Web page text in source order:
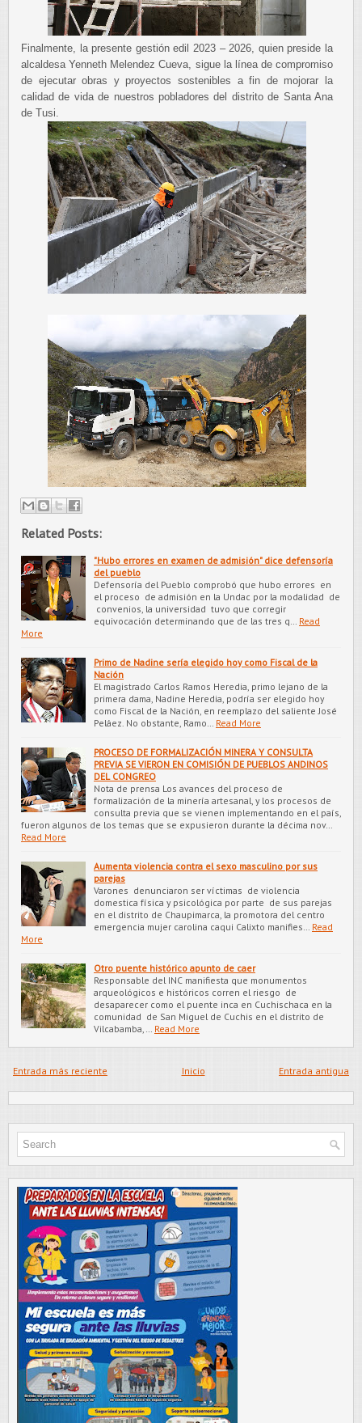
Finalmente, la presente gestión edil 2023 – 2026, quien preside la
alcaldesa Yenneth Melendez Cueva, sigue la línea de compromiso
de ejecutar obras y proyectos sostenibles a fin de mojorar la
calidad de vida de nuestros pobladores del distrito de Santa Ana
de Tusi.
Related Posts:
"Hubo errores en examen de admisión" dice defensoría
del pueblo
Defensoría del Pueblo comprobó que hubo errores en
el proceso de admisión en la Undac por la modalidad de
convenios, la universidad tuvo que corregir
equivocación determinando que de las tres q…
Read
More
Primo de Nadine sería elegido hoy como Fiscal de la
Nación
El magistrado Carlos Ramos Heredia, primo lejano de la
primera dama, Nadine Heredia, podría ser elegido hoy
como Fiscal de la Nación, en reemplazo del saliente José
Peláez. No obstante, Ramo…
Read More
PROCESO DE FORMALIZACIÓN MINERA Y CONSULTA
PREVIA SE VIERON EN COMISIÓN DE PUEBLOS ANDINOS
DEL CONGREO
Nota de prensa Los avances del proceso de
formalización de la minería artesanal, y los procesos de
consulta previa que se vienen implementando en el país,
fueron algunos de los temas que se expusieron durante la décima nov…
Read More
Aumenta violencia contra el sexo masculino por sus
parejas
Varones denunciaron ser víctimas de violencia
domestica física y psicológica por parte de sus parejas
en el distrito de Chaupimarca, la promotora del centro
emergencia mujer carolina caqui Calixto manifies…
Read
More
Otro puente histórico apunto de caer
Responsable del INC manifiesta que monumentos
arqueológicos e históricos corren el riesgo de
desaparecer como el puente inca en Cuchischaca en la
comunidad de San Miguel de Cuchis en el distrito de
Vilcabamba,…
Read More
Entrada más reciente Entrada antigua
Inicio